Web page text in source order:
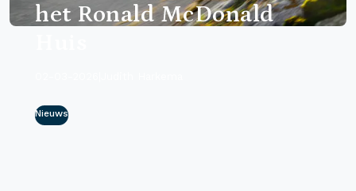
het Ronald McDonald
Nieuws